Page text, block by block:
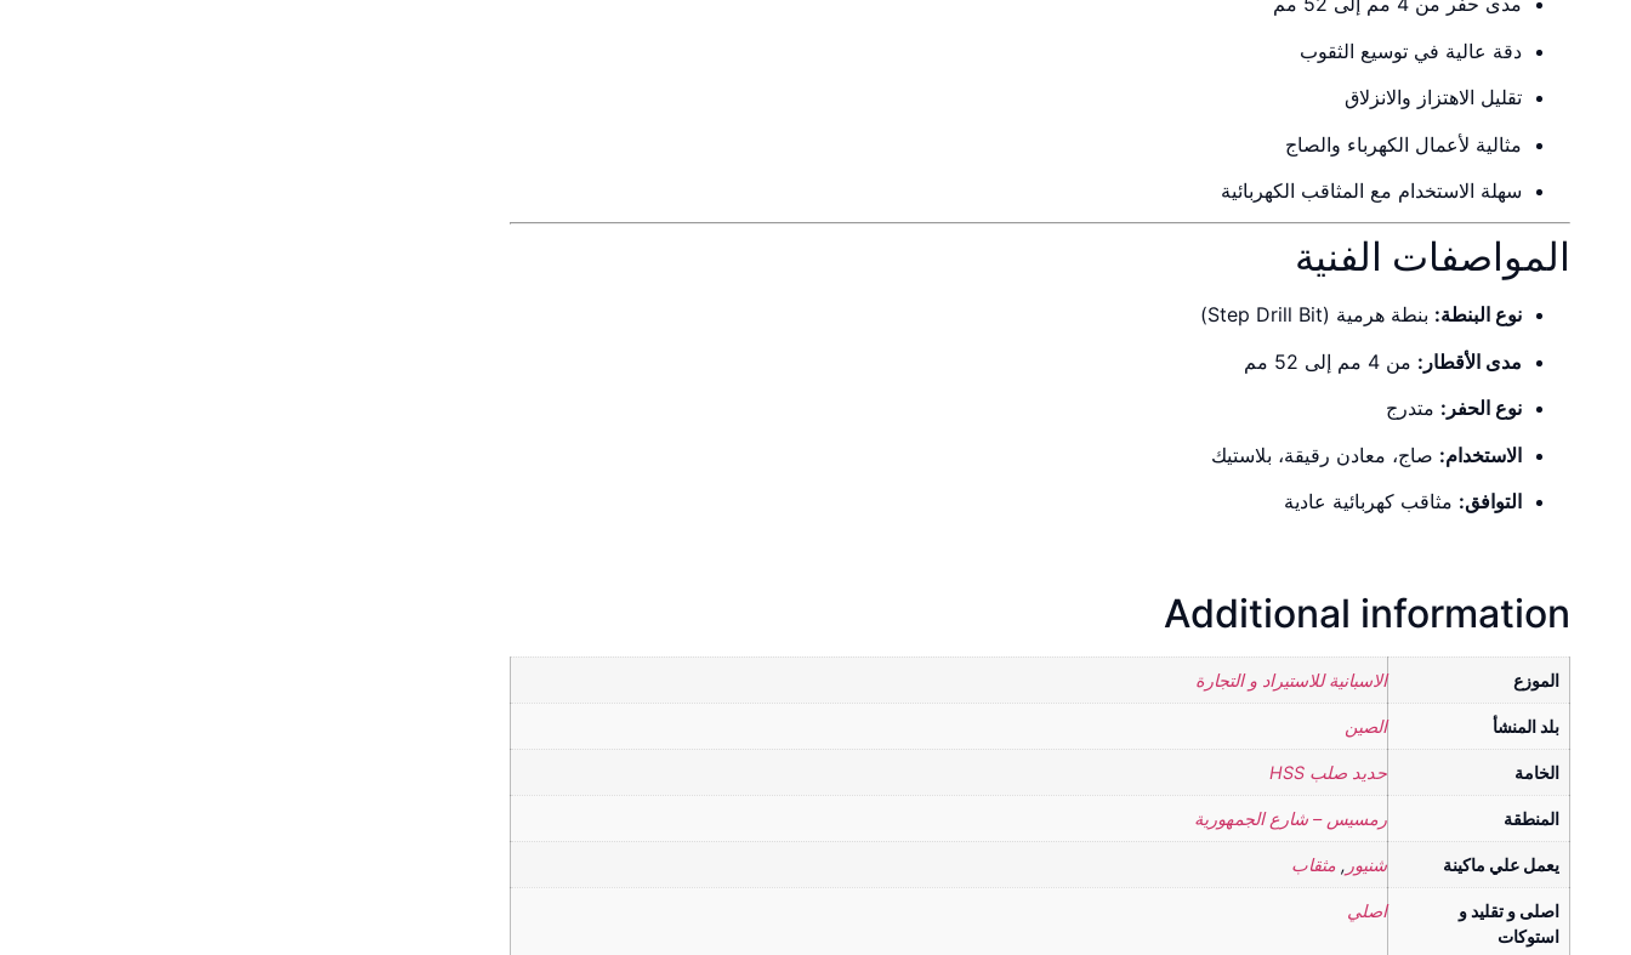
دقة عالية في توسيع الثقوب
تقليل الاهتزاز والانزلاق
مثالية لأعمال الكهرباء والصاج
سهلة الاستخدام مع المثاقب الكهربائية
المواصفات الفنية
نوع البنطة: بنطة هرمية (Step Drill Bit)
مدى الأقطار: من 4 مم إلى 52 مم
نوع الحفر: متدرج
الاستخدام: صاج، معادن رقيقة، بلاستيك
التوافق: مثاقب كهربائية عادية
Additional information
الموزع الاسبانية للاستيراد و التجارة
بلد المنشأ الصين
الخامة حديد صلب HSS
المنطقة رمسيس – شارع الجمهورية
يعمل علي ماكينة شنيور , مثقاب
اصلى و تقليد و
استوكات
اصلي